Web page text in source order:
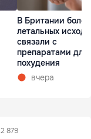
В Британии
летальных
связали с
препаратами для
похудения
вчера
2 879